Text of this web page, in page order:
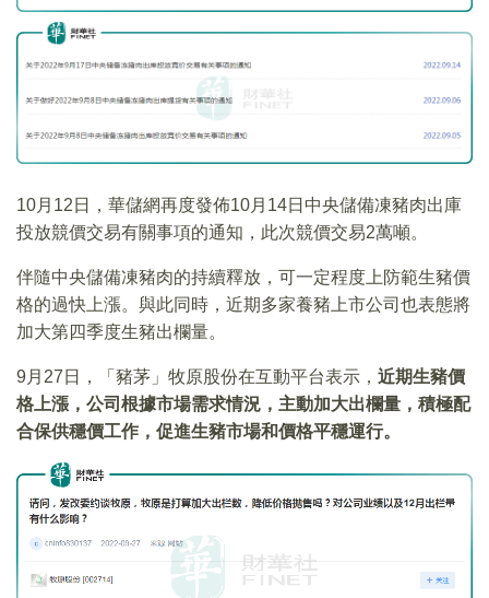
10月12日，華儲網再度發佈10月14日中央儲備凍豬肉出庫
投放競價交易有關事項的通知，此次競價交易2萬噸。
伴隨中央儲備凍豬肉的持續釋放，可一定程度上防範生豬價
格的過快上漲。與此同時，近期多家養豬上市公司也表態將
加大第四季度生豬出欄量。
9月27日，「豬茅」牧原股份在互動平台表示， 近期生豬價
格上漲，公司根據市場需求情況，主動加大出欄量，積極配
合保供穩價工作，促進生豬市場和價格平穩運行。